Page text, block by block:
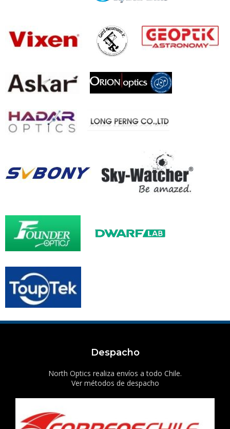
Despacho
North Optics realiza envíos a todo Chile.
Ver métodos de despacho